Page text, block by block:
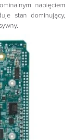
napięciem
stan dominujący,